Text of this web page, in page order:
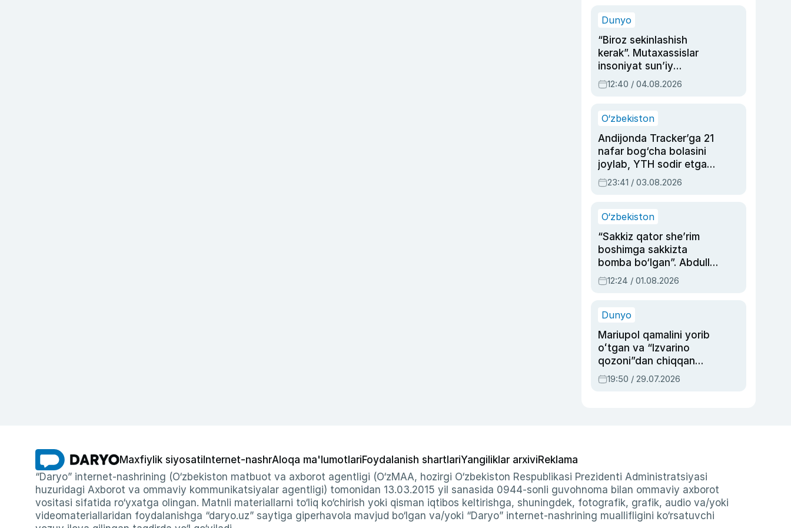
Dunyo
“Biroz sekinlashish
kerak”. Mutaxassislar
insoniyat sun’iy
intellektni boshqara
olmay qolishidan xavotir
12:40 / 04.08.2026
O‘zbekiston
Andijonda Tracker’ga 21
nafar bog‘cha bolasini
joylab, YTH sodir etgan
ayolga sud hukmi o‘qildi
23:41 / 03.08.2026
O‘zbekiston
“Sakkiz qator she’rim
boshimga sakkizta
bomba bo‘lgan”. Abdulla
Oripovni siyosiy
ayblovlardan asrab
12:24 / 01.08.2026
Dunyo
Mariupol qamalini yorib
oʻtgan va “Izvarino
qozoni”dan chiqqan
qahramon — Ukraina
armiyasi bosh
19:50 / 29.07.2026
Maxfiylik siyosati Internet-nashrAloqa ma'lumotlariFoydalanish shartlariYangiliklar arxiviReklama
“Daryo” internet-nashrining (O‘zbekiston matbuot va axborot agentligi (O‘zMAA, hozirgi O‘zbekiston Respublikasi Prezidenti Administratsiyasi
huzuridagi Axborot va ommaviy kommunikatsiyalar agentligi) tomonidan 13.03.2015 yil sanasida 0944-sonli guvohnoma bilan ommaviy axborot
vositasi sifatida ro‘yxatga olingan. Matnli materiallarni to‘liq ko‘chirish yoki qisman iqtibos keltirishga, shuningdek, fotografik, grafik, audio va/yoki
videomateriallaridan foydalanishga “daryo.uz” saytiga giperhavola mavjud bo‘lgan va/yoki “Daryo” internet-nashrining muallifligini ko‘rsatuvchi